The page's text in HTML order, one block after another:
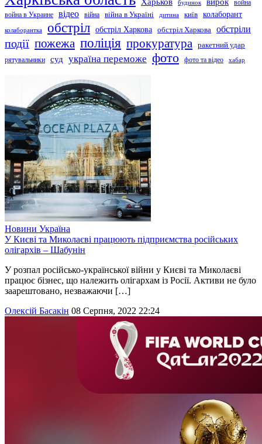
будинок война
война в Украине відео війна війна в Україні дитина київ колаборант
колаборантка обстріл обстріл Харкова обстріл Харкова обстріли
події пожежа поліція прокуратура
ракетний удар
рятувальники
суд україна переможе фото фото та відео хабар
Новини Україна
У Києві та Миколаєві працюють підприємства російських
олігархів – Шабунін
У розпал російсько-української війни у ​​Києві та Миколаєві
працює бізнес, що належить олігархам із Росії. Активи не було
заарештовано, незважаючи […]
Олексій Басакін 08 Серпня, 2022 22:24